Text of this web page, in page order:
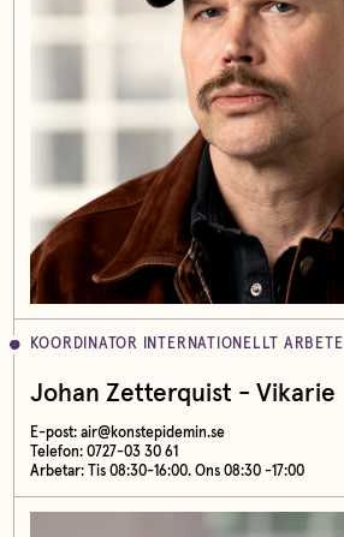
KOORDINATOR INTERNATIONELLT ARBETE
Johan Zetterquist - Vikarie
E-post: air@konstepidemin.se
Telefon: 0727-03 30 61
Arbetar: Tis 08:30-16:00. Ons 08:30 -17:00